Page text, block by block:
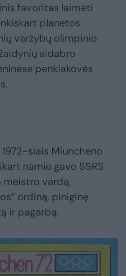
favoritas laimėti
planetos
varžybų olimpinio
sidabro
penkiakovės
siais Miuncheno
namie gavo SSRS
vardą,
ordiną, piniginę
ir pagarbą.